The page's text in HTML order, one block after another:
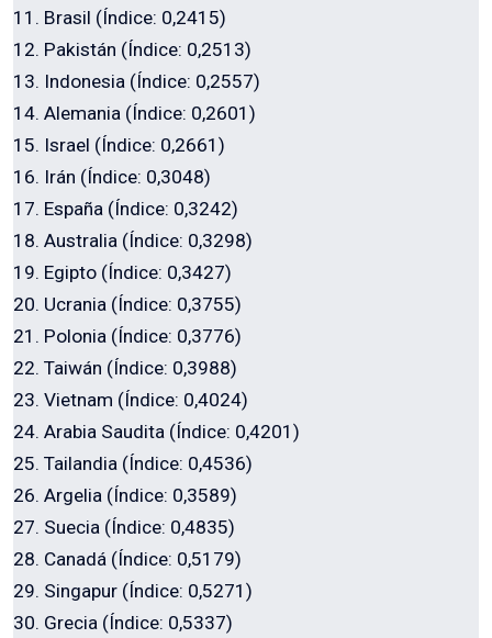
11. Brasil (Índice: 0,2415)
12. Pakistán (Índice: 0,2513)
13. Indonesia (Índice: 0,2557)
14. Alemania (Índice: 0,2601)
15. Israel (Índice: 0,2661)
16. Irán (Índice: 0,3048)
17. España (Índice: 0,3242)
18. Australia (Índice: 0,3298)
19. Egipto (Índice: 0,3427)
20. Ucrania (Índice: 0,3755)
21. Polonia (Índice: 0,3776)
22. Taiwán (Índice: 0,3988)
23. Vietnam (Índice: 0,4024)
24. Arabia Saudita (Índice: 0,4201)
25. Tailandia (Índice: 0,4536)
26. Argelia (Índice: 0,3589)
27. Suecia (Índice: 0,4835)
28. Canadá (Índice: 0,5179)
29. Singapur (Índice: 0,5271)
30. Grecia (Índice: 0,5337)